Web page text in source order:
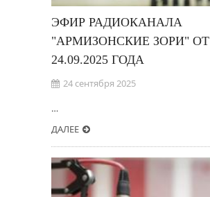
ЭФИР РАДИОКАНАЛА
"АРМИЗОНСКИЕ ЗОРИ" ОТ
24.09.2025 ГОДА
24 сентября 2025
…
ДАЛЕЕ